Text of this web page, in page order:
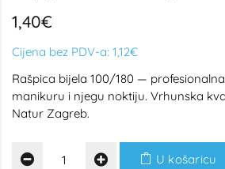
1,40€
Cijena bez PDV-a: 1,12€
Rašpica bijela 100/180 —
manikuru i njegu noktiju. Vrhunska
Natur Zagreb.
U košaricu